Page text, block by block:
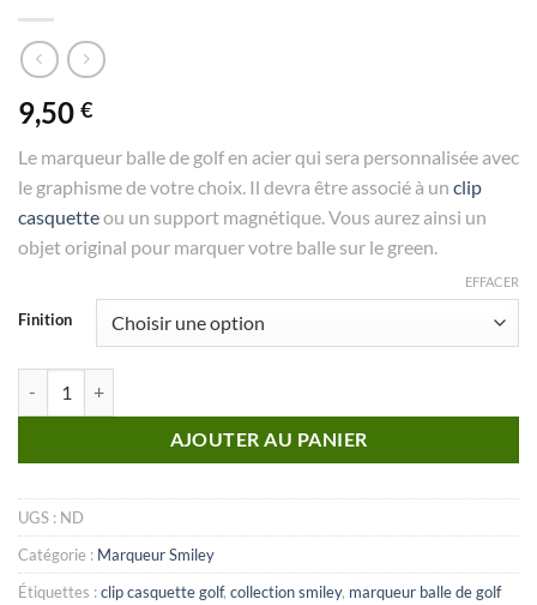
9,50 €
Le marqueur balle de golf en acier qui sera personnalisée avec
le graphisme de votre choix. Il devra être associé à un clip
casquetteou un support magnétique. Vous aurez ainsi un
objet original pour marquer votre balle sur le green.
Finition
EFFACER
AJOUTER AU PANIER
UGS : ND
Catégorie : Marqueur Smiley
Étiquettes :clip casquette golf, collection smiley, marqueur balle de golf